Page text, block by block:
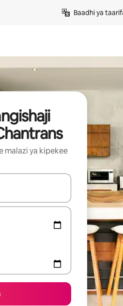
Baadhi ya
malazi ya kipekee
vinjari kwa kutumia vitufe vya